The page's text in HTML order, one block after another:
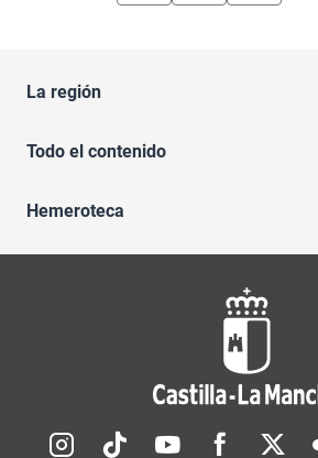
La región
Todo el contenido
Hemeroteca
Redes sociales JCCM